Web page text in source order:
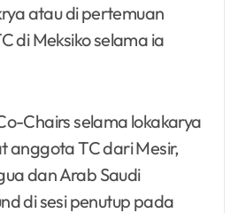
atau di pertemuan
di Meksiko selama ia
Chairs selama lokakarya
anggota TC dari Mesir,
dan Arab Saudi
di sesi penutup pada